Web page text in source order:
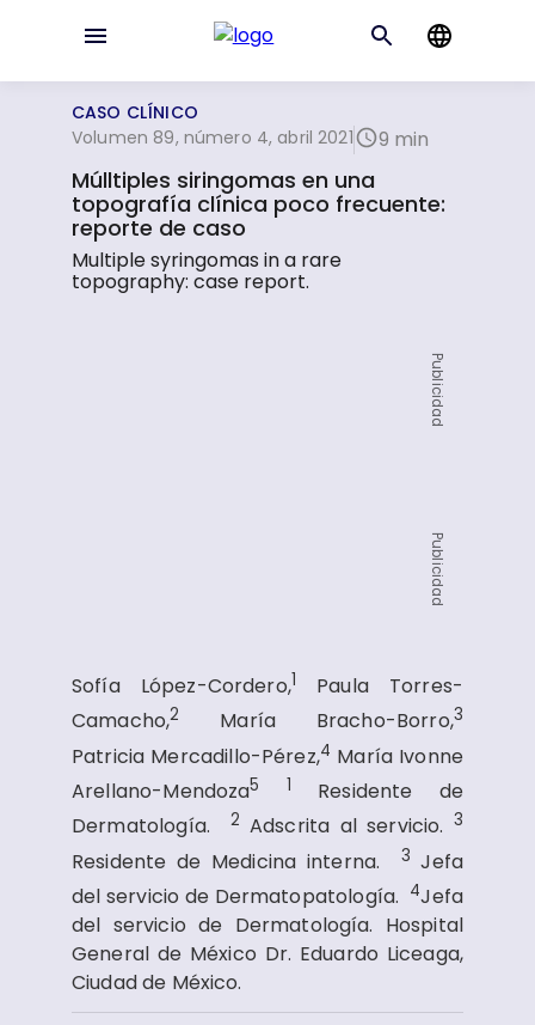
CASO CLÍNICO
Volumen 89, número 4, abril 2021
9 min
Múlltiples siringomas en una
topografía clínica poco frecuente:
reporte de caso
Multiple syringomas in a rare
topography: case report.
Publicidad
Publicidad
Sofía López-Cordero,1
Paula Torres-
Camacho,2 María Bracho-Borro,3
Patricia Mercadillo-Pérez,4 María Ivonne
Arellano-Mendoza5 1 Residente de
Dermatología.
2 Adscrita al servicio. 3
Residente de Medicina interna. 3 Jefa
del servicio de Dermatopatología. 4Jefa
del servicio de Dermatología. Hospital
General de México Dr. Eduardo Liceaga,
Ciudad de México.